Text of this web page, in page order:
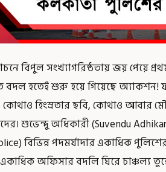
বিপুল সংখ্যাগরিষ্ঠতায় জয় পেয়ে
বদল হতেই শুরু হয়ে গিয়েছে
হিংস্রতার ছবি, কোথাও আবার
শুভেন্দু অধিকারী (Suvendu
বিভিন্ন পদমর্যাদার একাধিক
অফিসার বদলি ঘিরে চাঞ্চল্য